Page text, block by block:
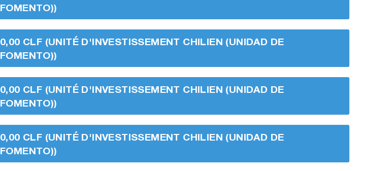
FOMENTO))
0,00 CLF (UNITÉ D'INVESTISSEMENT CHILIEN (UNIDAD DE
FOMENTO))
0,00 CLF (UNITÉ D'INVESTISSEMENT CHILIEN (UNIDAD DE
FOMENTO))
0,00 CLF (UNITÉ D'INVESTISSEMENT CHILIEN (UNIDAD DE
FOMENTO))